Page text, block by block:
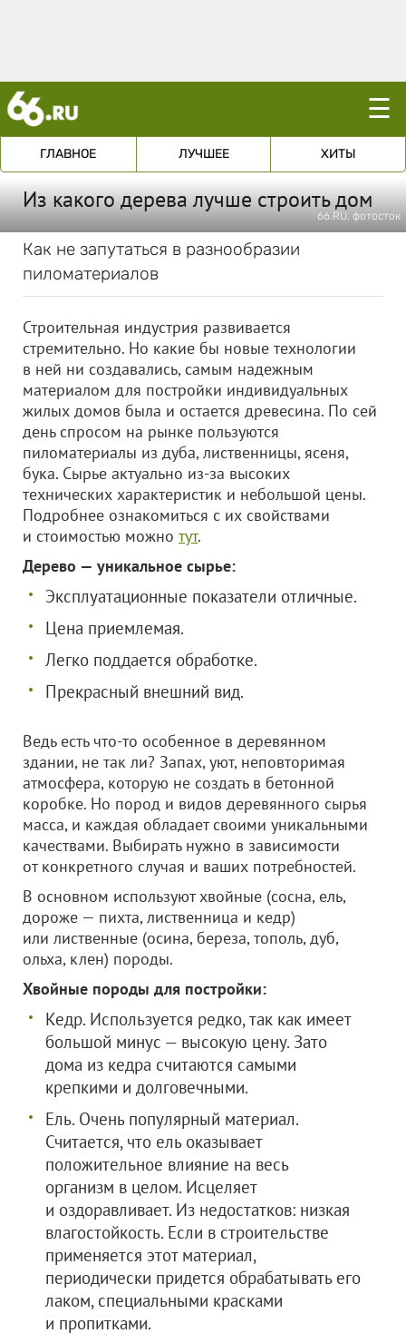
☰
ГЛАВНОЕ ЛУЧШЕЕ ХИТЫ
Из какого дерева лучше строить дом
66.RU, фотосток
Как не запутаться в разнообразии
пиломатериалов
Строительная индустрия развивается
стремительно. Но какие бы новые технологии
в ней ни создавались, самым надежным
материалом для постройки индивидуальных
жилых домов была и остается древесина. По сей
день спросом на рынке пользуются
пиломатериалы из дуба, лиственницы, ясеня,
бука. Сырье актуально из-за высоких
технических характеристик и небольшой цены.
Подробнее ознакомиться с их свойствами
и стоимостью можно тут.
Дерево — уникальное сырье:
Эксплуатационные показатели отличные.
Цена приемлемая.
Легко поддается обработке.
Прекрасный внешний вид.
Ведь есть что-то особенное в деревянном
здании, не так ли? Запах, уют, неповторимая
атмосфера, которую не создать в бетонной
коробке. Но пород и видов деревянного сырья
масса, и каждая обладает своими уникальными
качествами. Выбирать нужно в зависимости
от конкретного случая и ваших потребностей.
В основном используют хвойные (сосна, ель,
дороже — пихта, лиственница и кедр)
или лиственные (осина, береза, тополь, дуб,
ольха, клен) породы.
Хвойные породы для постройки:
Кедр. Используется редко, так как имеет
большой минус — высокую цену. Зато
дома из кедра считаются самыми
крепкими и долговечными.
Ель. Очень популярный материал.
Считается, что ель оказывает
положительное влияние на весь
организм в целом. Исцеляет
и оздоравливает. Из недостатков: низкая
влагостойкость. Если в строительстве
применяется этот материал,
периодически придется обрабатывать его
лаком, специальными красками
и пропитками.